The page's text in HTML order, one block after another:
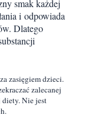
smak każdej
i odpowiada
Dlatego
zasięgiem dzieci.
zalecanej
Nie jest